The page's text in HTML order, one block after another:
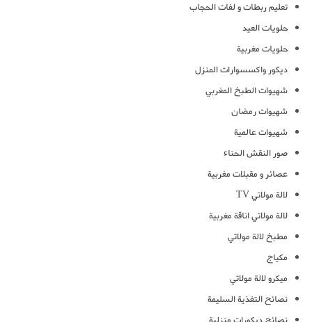
تعليم ربطات و لفات الحجاب
حلويات العيد
حلويات مغربية
ديكور واكسسوارات المنزل
شهيوات الطبخ المغربي
شهيوات رمضان
شهيوات عالمية
صور النقش الحناء
عصائر و مقبلات مغربية
لالة مولاتي TV
لالة مولاتي اناقة مغربية
مطبخ لالة مولاتي
مكياج
ميكرو لالة مولاتي
نصائح التغذية السليمة